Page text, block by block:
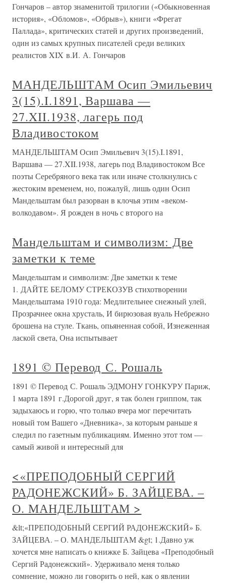
Гончаров – автор знаменитой трилогии («Обыкновенная
история», «Обломов», «Обрыв»), книги «Фрегат
Паллада», критических статей и других произведений,
один из самых крупных писателей среди великих
реалистов XIX в.И. А. Гончаров
МАНДЕЛЬШТАМ Осип Эмильевич
3(15).I.1891, Варшава —
27.XII.1938, лагерь под
Владивостоком
МАНДЕЛЬШТАМ Осип Эмильевич 3(15).I.1891,
Варшава — 27.XII.1938, лагерь под Владивостоком Все
поэты Серебряного века так или иначе столкнулись с
жестоким временем, но, пожалуй, лишь один Осип
Мандельштам был разорван в клочья этим «веком-
волкодавом». Я рожден в ночь с второго на
Мандельштам и символизм: Две
заметки к теме
Мандельштам и символизм: Две заметки к теме
1. ДАЙТЕ БЕЛОМУ СТРЕКОЗУВ стихотворении
Мандельштама 1910 года: Медлительнее снежный улей,
Прозрачнее окна хрусталь, И бирюзовая вуаль Небрежно
брошена на стуле. Ткань, опьяненная собой, Изнеженная
лаской света, Она испытывает
1891 © Перевод С. Рошаль
1891 © Перевод С. Рошаль ЭДМОНУ ГОНКУРУ Париж,
1 марта 1891 г.Дорогой друг, я так болен гриппом, так
задыхаюсь и горю, что только вчера мог перечитать
новый том Вашего «Дневника», за которым раньше я
следил по газетным публикациям. Именно этот том —
самый живой и интересный для
<«ПРЕПОДОБНЫЙ СЕРГИЙ
РАДОНЕЖСКИЙ» Б. ЗАЙЦЕВА. –
О. МАНДЕЛЬШТАМ >
&lt;«ПРЕПОДОБНЫЙ СЕРГИЙ РАДОНЕЖСКИЙ» Б.
ЗАЙЦЕВА. – О. МАНДЕЛЬШТАМ &gt; 1.Давно уж
хочется мне написать о книжке Б. Зайцева «Преподобный
Сергий Радонежский». Удерживало меня только
сомнение, можно ли говорить о ней, как о явлении